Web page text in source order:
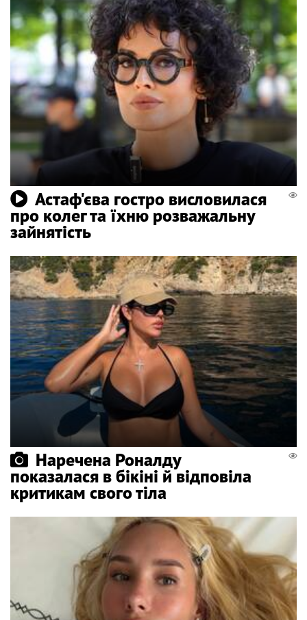
Астаф'єва гостро висловилася
про колег та їхню розважальну
зайнятість
Наречена Роналду
показалася в бікіні й відповіла
критикам свого тіла